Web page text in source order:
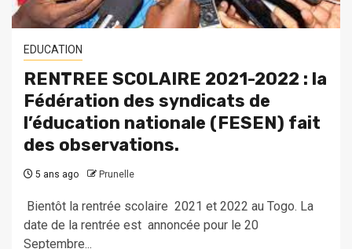
EDUCATION
RENTREE SCOLAIRE 2021-2022 : la
Fédération des syndicats de
l’éducation nationale (FESEN) fait
des observations.
5 ans ago Prunelle
Bientôt la rentrée scolaire 2021 et 2022 au Togo. La
date de la rentrée est annoncée pour le 20
Septembre...